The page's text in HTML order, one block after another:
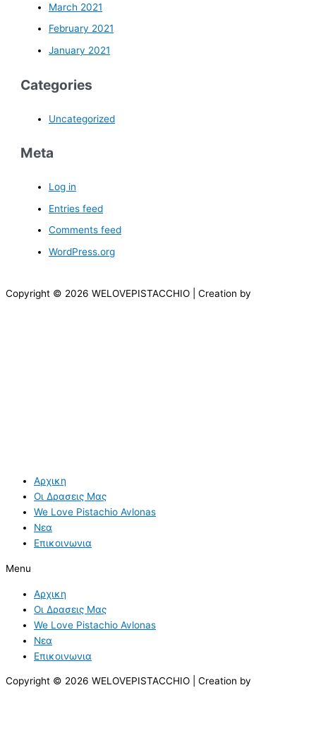
March 2021
February 2021
January 2021
Categories
Uncategorized
Meta
Log in
Entries feed
Comments feed
WordPress.org
Copyright © 2026 WELOVEPISTACCHIO | Creation by
Αρχικη
Οι Δρασεις Μας
We Love Pistachio Avlonas
Νεα
Επικοινωνια
Menu
Αρχικη
Οι Δρασεις Μας
We Love Pistachio Avlonas
Νεα
Επικοινωνια
Copyright © 2026 WELOVEPISTACCHIO | Creation by